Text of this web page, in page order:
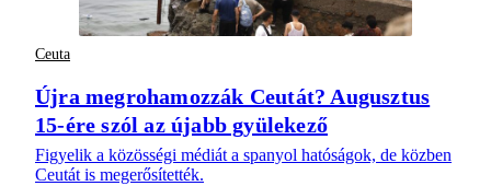
Ceuta
Újra megrohamozzák Ceutát? Augusztus
15-ére szól az újabb gyülekező
Figyelik a közösségi médiát a spanyol hatóságok, de közben
Ceutát is megerősítették.